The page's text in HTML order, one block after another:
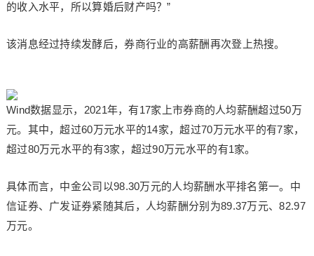
的收入水平，所以算婚后财产吗？”
该消息经过持续发酵后，券商行业的高薪酬再次登上热搜。
Wind数据显示，2021年，有17家上市券商的人均薪酬超过50万
元。其中，超过60万元水平的14家，超过70万元水平的有7家，
超过80万元水平的有3家，超过90万元水平的有1家。
具体而言，中金公司以98.30万元的人均薪酬水平排名第一。中
信证券、广发证券紧随其后，人均薪酬分别为89.37万元、82.97
万元。